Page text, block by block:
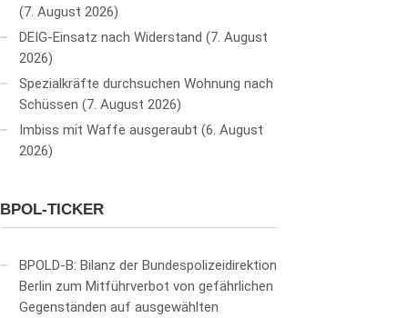
7. August 2026
DEIG-Einsatz nach Widerstand
7. August
2026
Spezialkräfte durchsuchen Wohnung nach
Schüssen
7. August 2026
Imbiss mit Waffe ausgeraubt 6. August
2026
BPOL-TICKER
BPOLD-B: Bilanz der Bundespolizeidirektion
Berlin zum Mitführverbot von gefährlichen
Gegenständen auf ausgewählten